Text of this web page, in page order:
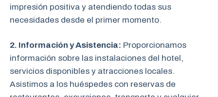
impresión positiva y atendiendo todas sus
necesidades desde el primer momento.
2. Información y Asistencia: Proporcionamos
información sobre las instalaciones del hotel,
servicios disponibles y atracciones locales.
Asistimos a los huéspedes con reservas de